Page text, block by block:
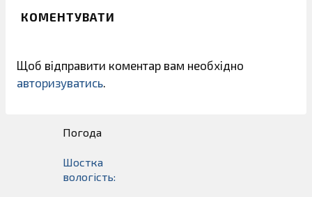
КОМЕНТУВАТИ
Щоб відправити коментар вам необхідно
авторизуватись
Погода
Шостка
вологість: